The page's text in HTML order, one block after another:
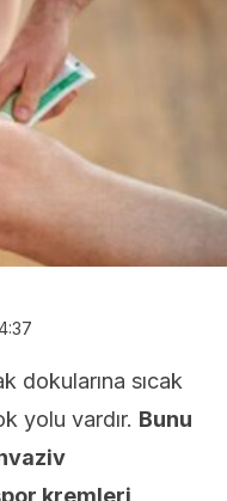
dokularına sıcak
yolu vardır. Bunu
kremleri